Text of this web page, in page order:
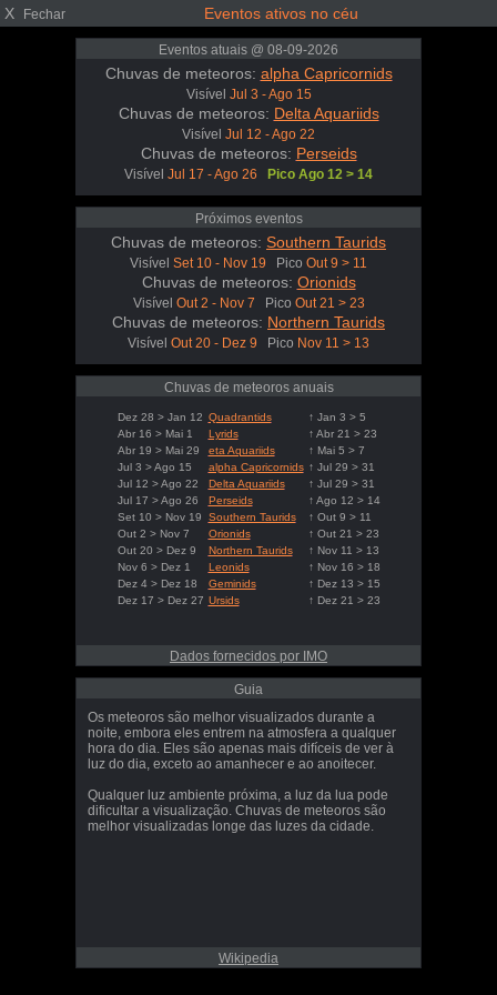
X Fechar Eventos ativos no céu
Eventos atuais @ 08-09-2026
Chuvas de meteoros: alpha Capricornids
Visível Jul 3 - Ago 15
Chuvas de meteoros: Delta Aquariids
Visível Jul 12 - Ago 22
Chuvas de meteoros: Perseids
Visível Jul 17 - Ago 26 Pico Ago 12 > 14
Próximos eventos
Chuvas de meteoros: Southern Taurids
Visível Set 10 - Nov 19 Pico Out 9 > 11
Chuvas de meteoros: Orionids
Visível Out 2 - Nov 7 Pico Out 21 > 23
Chuvas de meteoros: Northern Taurids
Visível Out 20 - Dez 9 Pico Nov 11 > 13
Chuvas de meteoros anuais
Dez 28 > Jan 12 Quadrantids
↑ Jan 3 > 5
Abr 16 > Mai 1
Lyrids
↑ Abr 21 > 23
Abr 19 > Mai 29
eta Aquariids
↑ Mai 5 > 7
Jul 3 > Ago 15
alpha Capricornids ↑ Jul 29 > 31
Jul 12 > Ago 22
Delta Aquariids
↑ Jul 29 > 31
Jul 17 > Ago 26
Perseids
↑ Ago 12 > 14
Set 10 > Nov 19
Southern Taurids
↑ Out 9 > 11
Out 2 > Nov 7
Orionids
↑ Out 21 > 23
Out 20 > Dez 9
Northern Taurids
↑ Nov 11 > 13
Nov 6 > Dez 1
Leonids
↑ Nov 16 > 18
Dez 4 > Dez 18
Geminids
↑ Dez 13 > 15
Dez 17 > Dez 27 Ursids ↑ Dez 21 > 23
Dados fornecidos por IMO
Guia
Os meteoros são melhor visualizados durante a
noite, embora eles entrem na atmosfera a qualquer
hora do dia. Eles são apenas mais difíceis de ver à
luz do dia, exceto ao amanhecer e ao anoitecer.
Qualquer luz ambiente próxima, a luz da lua pode
dificultar a visualização. Chuvas de meteoros são
melhor visualizadas longe das luzes da cidade.
Wikipedia